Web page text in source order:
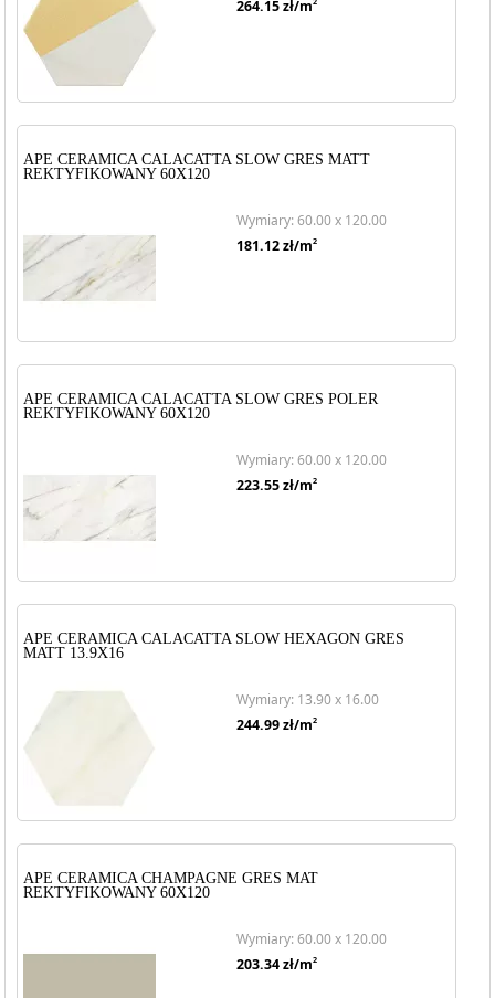
264.15zł/m
APE CERAMICA CALACATTA SLOW GRES MATT
REKTYFIKOWANY 60X120
Wymiary: 60.00 x 120.00
181.12zł/m2
APE CERAMICA CALACATTA SLOW GRES POLER
REKTYFIKOWANY 60X120
Wymiary: 60.00 x 120.00
223.55zł/m2
APE CERAMICA CALACATTA SLOW HEXAGON GRES
MATT 13.9X16
Wymiary: 13.90 x 16.00
244.99zł/m2
APE CERAMICA CHAMPAGNE GRES MAT
REKTYFIKOWANY 60X120
Wymiary: 60.00 x 120.00
203.34zł/m2